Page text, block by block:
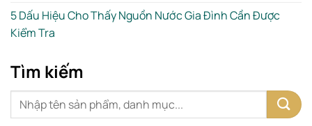
5 Dấu Hiệu Cho Thấy Nguồn Nước Gia Đình Cần Được
Kiểm Tra
Tìm kiếm